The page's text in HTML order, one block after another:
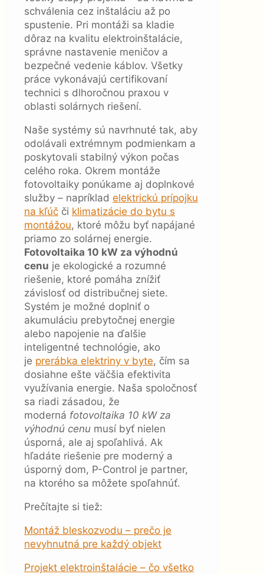
schválenia cez inštaláciu až po
spustenie. Pri montáži sa kladie
dôraz na kvalitu elektroinštalácie,
správne nastavenie meničov a
bezpečné vedenie káblov. Všetky
práce vykonávajú certifikovaní
technici s dlhoročnou praxou v
oblasti solárnych riešení.
Naše systémy sú navrhnuté tak, aby
odolávali extrémnym podmienkam a
poskytovali stabilný výkon počas
celého roka. Okrem montáže
fotovoltaiky ponúkame aj doplnkové
služby – napríklad elektrickú prípojku
na kľúč či klimatizácie do bytu s
montážou, ktoré môžu byť napájané
priamo zo solárnej energie.
Fotovoltaika 10 kW za výhodnú
cenu je ekologické a rozumné
riešenie, ktoré pomáha znížiť
závislosť od distribučnej siete.
Systém je možné doplniť o
akumuláciu prebytočnej energie
alebo napojenie na ďalšie
inteligentné technológie, ako
je prerábka elektriny v byte, čím sa
dosiahne ešte väčšia efektivita
využívania energie. Naša spoločnosť
sa riadi zásadou, že
moderná fotovoltaika 10 kW za
výhodnú cenu musí byť nielen
úsporná, ale aj spoľahlivá. Ak
hľadáte riešenie pre moderný a
úsporný dom, P-Control je partner,
na ktorého sa môžete spoľahnúť.
Prečítajte si tiež:
Montáž bleskozvodu – prečo je
nevyhnutná pre každý objekt
Projekt elektroinštalácie – čo všetko